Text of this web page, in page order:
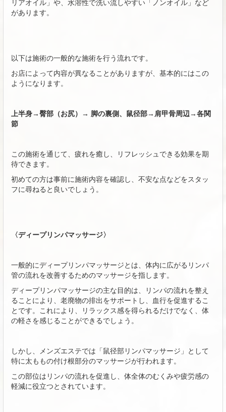
リアオイル」や、水溶性で洗い流しやすい「ノンオイル」など
があります。
以下は施術の一般的な施術を行う流れです。
お店によって内容が異なることがありますが、基本的にはこの
ようになります。
上半身→臀部（お尻）→ 脚の裏側、鼠径部→肩甲骨周辺→各関
節
この施術を通じて、疲れを癒し、リフレッシュできる効果を期
待できます。
初めての方は事前に施術内容を確認し、不安な点などをスタッ
フに尋ねると良いでしょう。
〈ディープリンパマッサージ〉
一般的にディープリンパマッサージとは、体内に広がるリンパ
管の流れを改善するためのマッサージを指します。
ディープリンパマッサージの主な目的は、リンパの流れを整え
ることにより、老廃物の排出をサポートし、血行を促進するこ
とです。これにより、リラックス感を得られるだけでなく、体
の軽さを感じることができるでしょう。
しかし、メンズエステでは「鼠径部リンパマッサージ」として
特に太ももの付け根部分のマッサージが行われます。
この部位はリンパの流れを促進し、体全体のむくみや疲労感の
軽減に役立つとされています。